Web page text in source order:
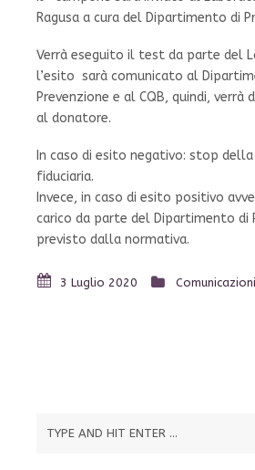
Ragusa a cura del Dipartimento di
Verrà eseguito il test da parte del
l’esito sarà comunicato al
Prevenzione e al CQB, quindi, verrà
al donatore.
In caso di esito negativo: stop
fiduciaria.
Invece, in caso di esito positivo
carico da parte del Dipartimento di
previsto dalla normativa.
3 Luglio 2020